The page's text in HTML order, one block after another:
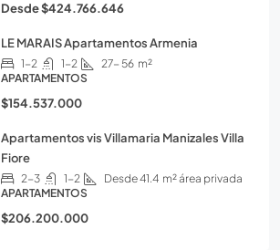
Desde$424.766.646
LE MARAIS Apartamentos Armenia
1-2 1-2 27- 56 m²
APARTAMENTOS
$154.537.000
Apartamentos vis Villamaria Manizales Villa
Fiore
2-3 1-2 Desde 41.4 m² área privada
APARTAMENTOS
$206.200.000